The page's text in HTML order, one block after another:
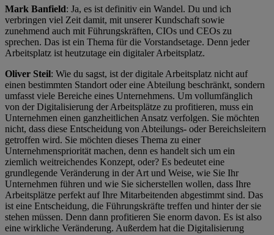
Mark Banfield: Ja, es ist definitiv ein Wandel. Du und ich
verbringen viel Zeit damit, mit unserer Kundschaft sowie
zunehmend auch mit Führungskräften, CIOs und CEOs zu
sprechen. Das ist ein Thema für die Vorstandsetage. Denn jeder
Arbeitsplatz ist heutzutage ein digitaler Arbeitsplatz.
Oliver Steil: Wie du sagst, ist der digitale Arbeitsplatz nicht auf
einen bestimmten Standort oder eine Abteilung beschränkt, sondern
umfasst viele Bereiche eines Unternehmens. Um vollumfänglich
von der Digitalisierung der Arbeitsplätze zu profitieren, muss ein
Unternehmen einen ganzheitlichen Ansatz verfolgen. Sie möchten
nicht, dass diese Entscheidung von Abteilungs- oder Bereichsleitern
getroffen wird. Sie möchten dieses Thema zu einer
Unternehmenspriorität machen, denn es handelt sich um ein
ziemlich weitreichendes Konzept, oder? Es bedeutet eine
grundlegende Veränderung in der Art und Weise, wie Sie Ihr
Unternehmen führen und wie Sie sicherstellen wollen, dass Ihre
Arbeitsplätze perfekt auf Ihre Mitarbeitenden abgestimmt sind. Das
ist eine Entscheidung, die Führungskräfte treffen und hinter der sie
stehen müssen. Denn dann profitieren Sie enorm davon. Es ist also
eine wirkliche Veränderung. Außerdem hat die Digitalisierung